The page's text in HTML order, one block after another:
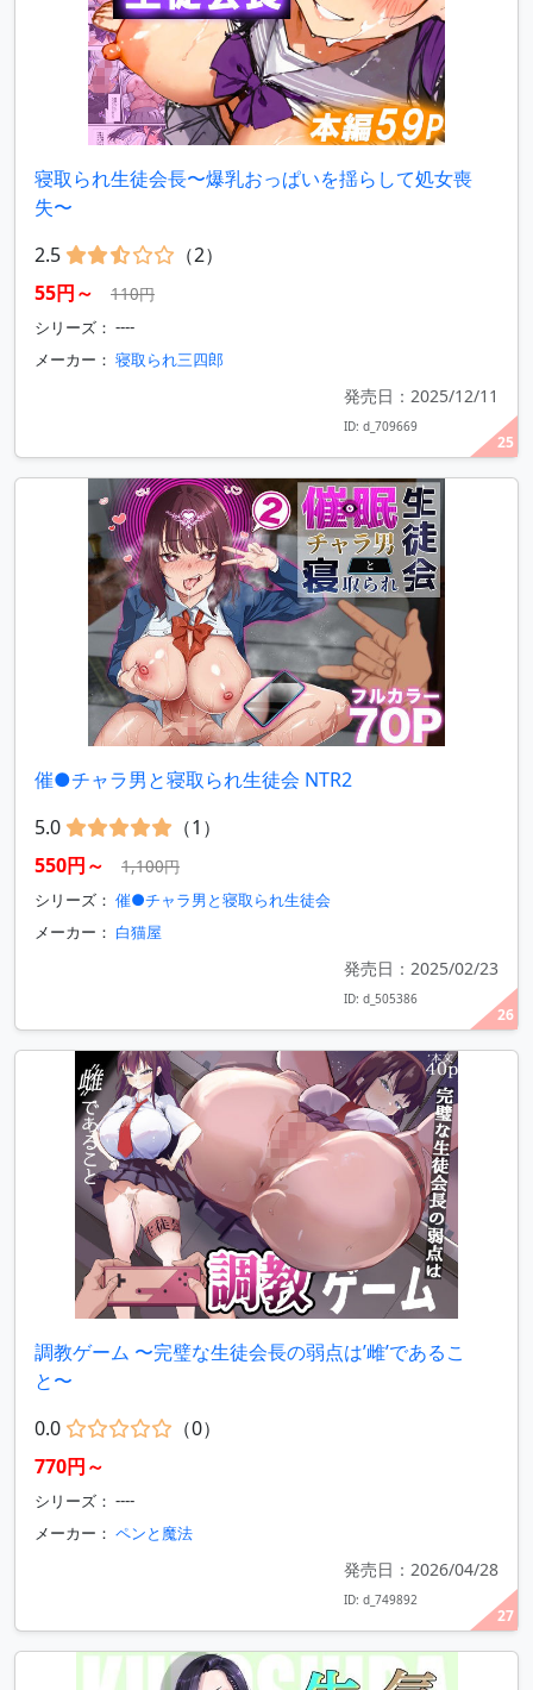
25
寝取られ生徒会長〜爆乳おっぱいを揺らして処女喪
失〜
2.5
（2）
55円～
110円
シリーズ： ----
メーカー： 寝取られ三四郎
発売日：2025/12/11
ID: d_709669
26
催●チャラ男と寝取られ生徒会 NTR2
5.0
（1）
550円～
1,100円
シリーズ： 催●チャラ男と寝取られ生徒会
メーカー： 白猫屋
発売日：2025/02/23
ID: d_505386
27
調教ゲーム 〜完璧な生徒会長の弱点は’雌’であるこ
と〜
0.0
（0）
770円～
シリーズ： ----
メーカー： ペンと魔法
発売日：2026/04/28
ID: d_749892